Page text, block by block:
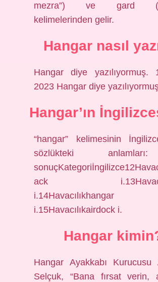
mezra”) ve gard
kelimelerinden gelir.
Hangar nasıl
Hangar diye yazılıyormuş.
2023 Hangar diye
Hangar’ın
“hangar” kelimesinin
sözlükteki
ack
i.14Havacılıkhangar
i.15Havacılıkairdock i.
Hangar
Hangar Ayakkabı Kurucusu
Selçuk, “Bana fırsat verin,